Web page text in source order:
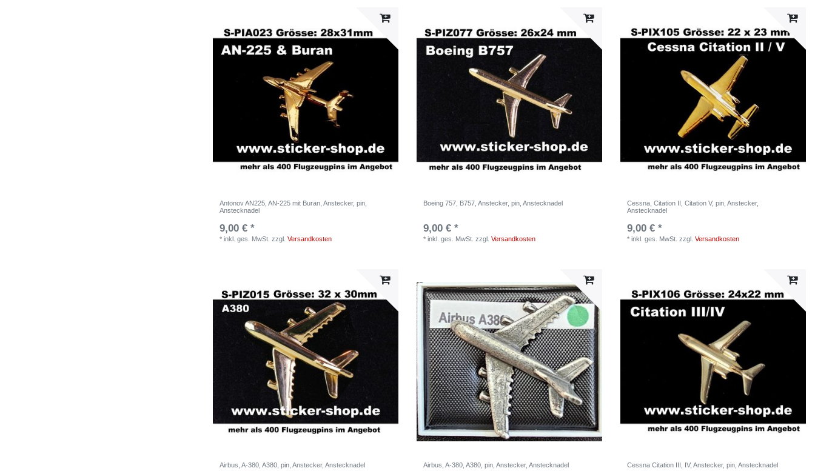
Antonov AN225, AN-225 mit Buran, Anstecker, pin,
Anstecknadel
9,00 € *
*inkl. ges. MwSt. zzgl.Versandkosten
Boeing 757, B757, Anstecker, pin, Anstecknadel
9,00 € *
*inkl. ges. MwSt. zzgl.Versandkosten
Cessna, Citation II, Citation V, pin, Anstecker,
Anstecknadel
9,00 € *
*inkl. ges. MwSt. zzgl.Versandkosten
Airbus, A-380, A380, pin, Anstecker, Anstecknadel Airbus, A-380, A380, pin, Anstecker, Anstecknadel Cessna Citation III, IV, Anstecker, pin, Anstecknadel